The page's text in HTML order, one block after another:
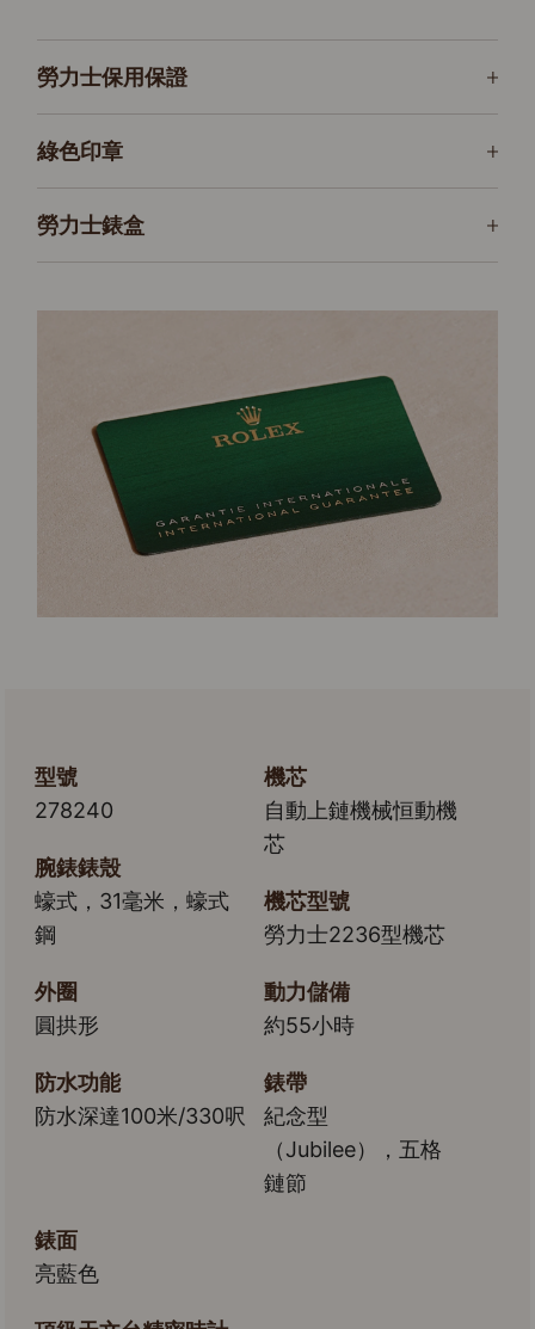
勞力士保用保證
綠色印章
勞力士錶盒
型號
278240
腕錶錶殼
蠔式，31毫米，蠔式
鋼
外圈
圓拱形
防水功能
防水深達100米/330呎
機芯
自動上鏈機械恒動機
芯
機芯型號
勞力士2236型機芯
動力儲備
約55小時
錶帶
紀念型
（Jubilee），五格
鏈節
錶面
亮藍色